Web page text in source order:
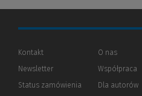
Kontakt
Newsletter
Status zamówienia
O nas
Współpraca
Dla autorów